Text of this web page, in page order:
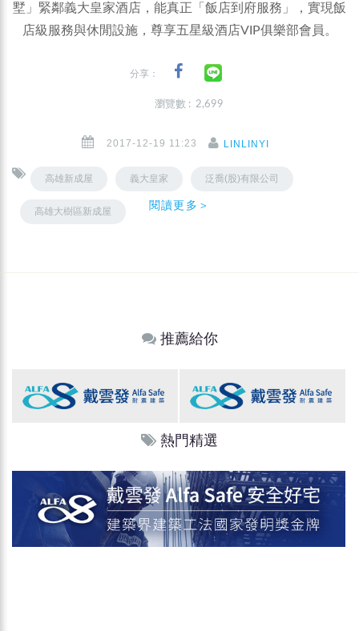
墅」緊鄰義大皇家酒店，能真正「飯店到府服務」，實現飯
店級服務與休閒設施，尊享五星級酒店VIP俱樂部會員。
分享：
瀏覽數 : 2,699
2017-12-19 11:23 LINLINYI
高雄新成屋 義大皇家 泛喬(股)有限公司
高雄大樹區新成屋 閱讀更多＞
推薦給你
熱門精選